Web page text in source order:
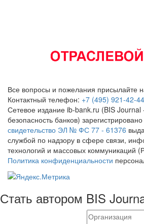
Все вопросы и пожелания присылайте
Контактный телефон: +7 (495) 921-42-44
Сетевое издание ib-bank.ru (BIS
безопасность банков)
свидетельство ЭЛ № ФС 77 - 61376
службой по надзору в сфере связи,
технологий и массовых коммуникаций
Политика конфиденциальности
Стать автором BIS